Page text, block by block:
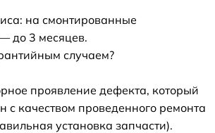
на смонтированные
до 3 месяцев.
случаем?
проявление дефекта, который
с качеством проведенного ремонта
установка запчасти).